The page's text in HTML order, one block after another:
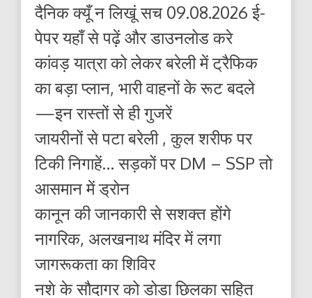
दैनिक क्यूँ न लिखूं सच 09.08.2026 ई-
पेपर यहाँ से पढ़ें और डाउनलोड करे
कांवड़ यात्रा को लेकर बरेली में ट्रैफिक
का बड़ा प्लान, भारी वाहनों के रूट बदले
—इन रास्तों से ही गुजरें
जायरीनों से पटा बरेली , कुल शरीफ पर
टिकी निगाहें… सड़कों पर DM – SSP तो
आसमान में ड्रोन
कानून की जानकारी से सशक्त होंगे
नागरिक, अलखनाथ मंदिर में लगा
जागरूकता का शिविर
नशे के सौदागर को डोडा छिलका सहित